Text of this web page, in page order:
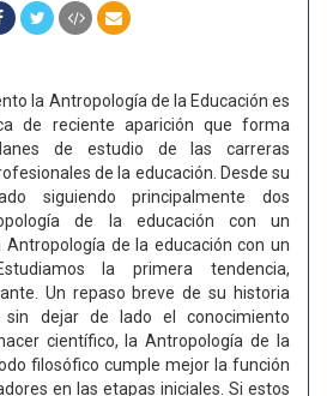
la Antropología de la Educación es
de reciente aparición que forma
de estudio de las carreras
de la educación. Desde su
siguiendo principalmente dos
de la educación con un
de la educación con un
la primera tendencia,
Un repaso breve de su historia
dejar de lado el conocimiento
científico, la Antropología de la
filosófico cumple mejor la función
en las etapas iniciales. Si estos